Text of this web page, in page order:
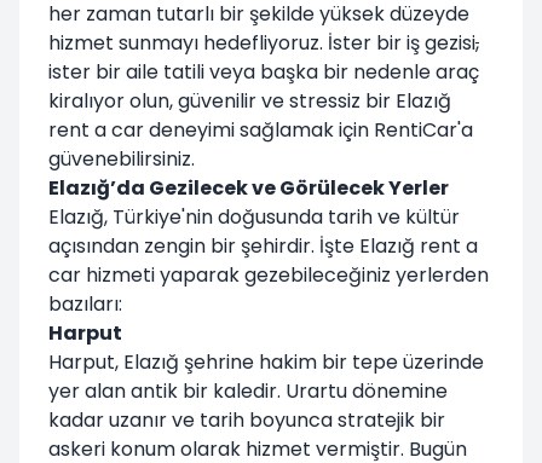
her zaman tutarlı bir şekilde yüksek düzeyde
hizmet sunmayı hedefliyoruz. İster bir iş gezisi,
ister bir aile tatili veya başka bir nedenle araç
kiralıyor olun, güvenilir ve stressiz bir Elazığ
rent a car deneyimi sağlamak için RentiCar'a
güvenebilirsiniz.
Elazığ’da Gezilecek ve Görülecek Yerler
Elazığ, Türkiye'nin doğusunda tarih ve kültür
açısından zengin bir şehirdir. İşte Elazığ rent a
car hizmeti yaparak gezebileceğiniz yerlerden
bazıları:
Harput
Harput, Elazığ şehrine hakim bir tepe üzerinde
yer alan antik bir kaledir. Urartu dönemine
kadar uzanır ve tarih boyunca stratejik bir
askeri konum olarak hizmet vermiştir. Bugün